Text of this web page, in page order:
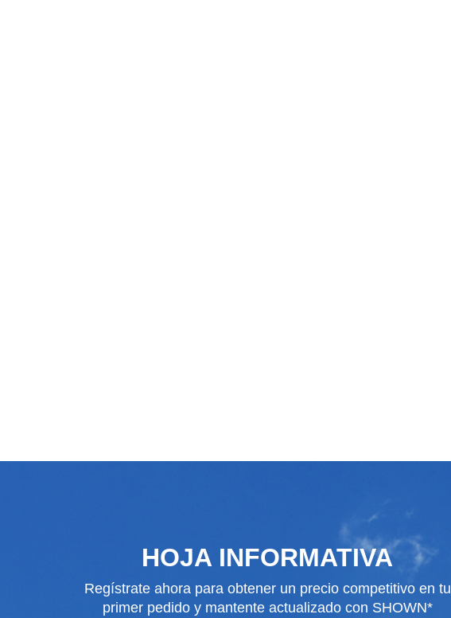
HOJA INFORMATIVA
Regístrate ahora para obtener un precio competitivo en tu
primer pedido y mantente actualizado con SHOWN*